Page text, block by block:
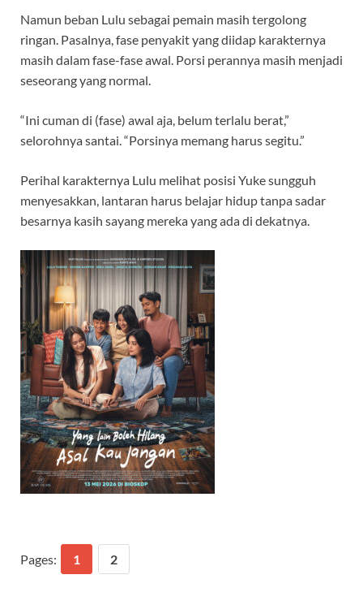
Namun beban Lulu sebagai pemain masih tergolong
ringan. Pasalnya, fase penyakit yang diidap karakternya
masih dalam fase-fase awal. Porsi perannya masih menjadi
seseorang yang normal.
“Ini cuman di (fase) awal aja, belum terlalu berat,”
selorohnya santai. “Porsinya memang harus segitu.”
Perihal karakternya Lulu melihat posisi Yuke sungguh
menyesakkan, lantaran harus belajar hidup tanpa sadar
besarnya kasih sayang mereka yang ada di dekatnya.
Pages: 1 2